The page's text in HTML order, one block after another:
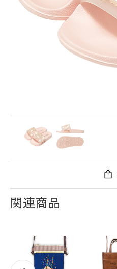
関連商品